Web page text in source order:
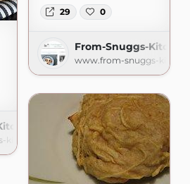
29 0
From-Snuggs-Kitchen
www.from-snuggs-